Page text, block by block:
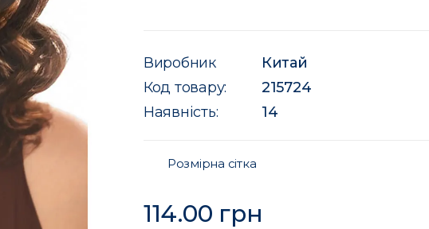
Виробник
Китай
Код товару:
215724
Наявність:
14
Розмірна сітка
114.00 грн